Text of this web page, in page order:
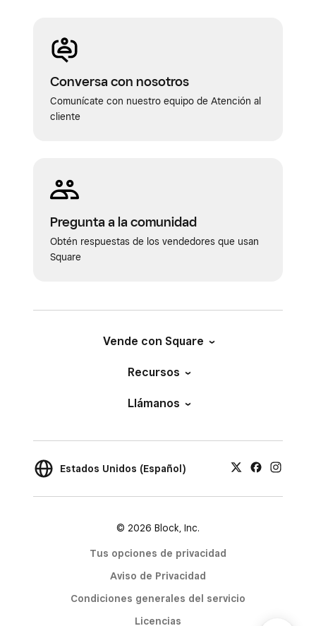
Conversa con nosotros
Comunícate con nuestro equipo de Atención al
cliente
Pregunta a la comunidad
Obtén respuestas de los vendedores que usan
Square
Vende con Square
Recursos
Llámanos
Estados Unidos (Español)
© 2026 Block, Inc.
Tus opciones de privacidad
Aviso de Privacidad
Condiciones generales del servicio
Licencias